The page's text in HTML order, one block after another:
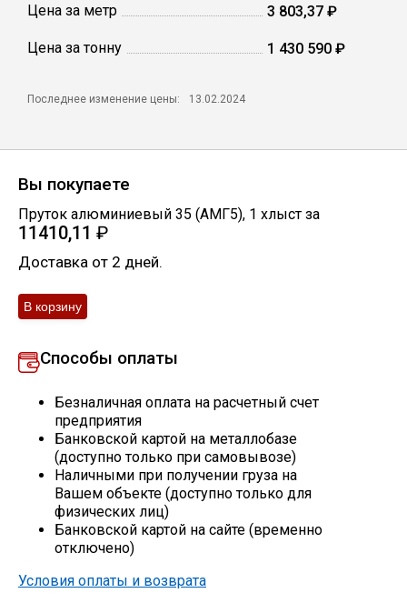
Сетка кладочная
Круги абразивные
Скобо-гибочные изделия
Остальное
Цена за метр 3 803,37 ₽
Цена за тонну 1 430 590 ₽
Последнее изменение цены: 13.02.2024
Вы покупаете
Пруток алюминиевый 35 (АМГ5), 1 хлыст за
11410,11 ₽
Доставка от 2 дней.
Способы оплаты
Безналичная оплата на расчетный счет
предприятия
Банковской картой на металлобазе
(доступно только при самовывозе)
Наличными при получении груза на
Вашем объекте (доступно только для
физических лиц)
Банковской картой на сайте (временно
отключено)
Условия оплаты и возврата